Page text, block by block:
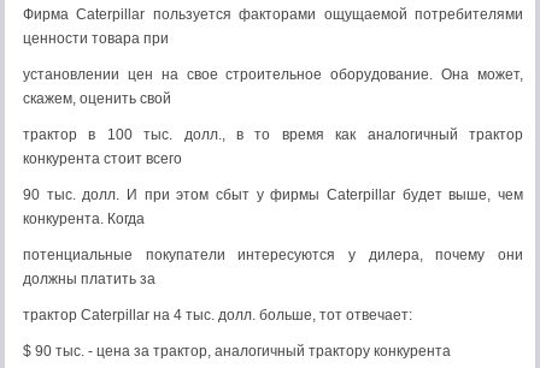
Фирма Caterpillar пользуется факторами ощущаемой потребителями
ценности товара при
установлении цен на свое строительное оборудование. Она может,
скажем, оценить свой
трактор в 100 тыс. долл., в то время как аналогичный трактор
конкурента стоит всего
90 тыс. долл. И при этом сбыт у фирмы Caterpillar будет выше, чем
конкурента. Когда
потенциальные покупатели интересуются у дилера, почему они
должны платить за
трактор Caterpillar на 4 тыс. долл. больше, тот отвечает:
$ 90 тыс. - цена за трактор, аналогичный трактору конкурента